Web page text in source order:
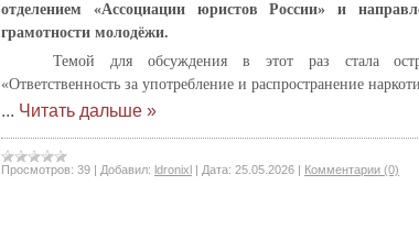
отделением «Ассоциации юристов России» и
грамотности молодёжи.
Темой для обсуждения в этот раз стала
«Ответственность за употребление и распространение
... Читать дальше »
Просмотров: 39 | Добавил: ldronixl | Дата: 25.05.2026 | Комментарии (0)